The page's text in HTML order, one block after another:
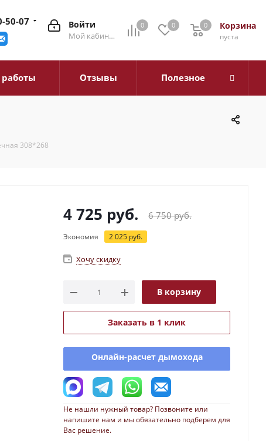
0 0 Корзина
0
пуста
0
Войти
Мой кабинет
50-07
Отзывы Полезное
308*268
4 725 руб. 6 750руб.
Экономия 2 025 руб.
Хочу скидку
В корзину
Заказать в 1 клик
Онлайн-расчет дымохода
Не нашли нужный товар? Позвоните или
напишите нам и мы обязательно подберем для
Вас решение.